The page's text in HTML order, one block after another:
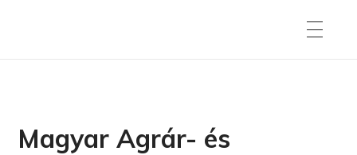
Magyar Agrár- és